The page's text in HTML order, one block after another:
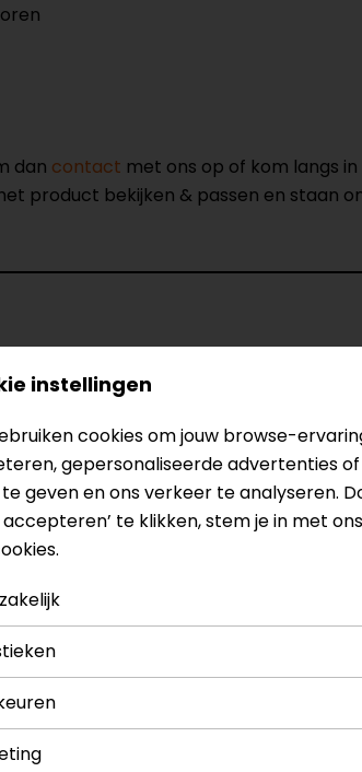
dan contact met ons op of kom langs
product bekijken & passen en staan
Membraan
Seizoen
Waterdicht
instellingen
cookies om jouw browse-
gepersonaliseerde advertenties of
geven en ons verkeer te analyseren.
accepteren’ te klikken, stem je in met